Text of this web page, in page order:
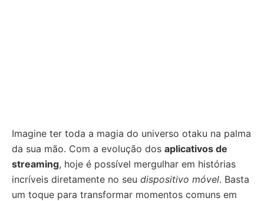
Imagine ter toda a magia do universo otaku na palma
da sua mão. Com a evolução dos aplicativos de
streaming, hoje é possível mergulhar em histórias
incríveis diretamente no seu dispositivo móvel. Basta
um toque para transformar momentos comuns em